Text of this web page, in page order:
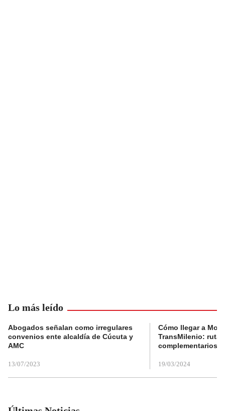
Lo más leído
Abogados señalan como irregulares
convenios ente alcaldía de Cúcuta y
AMC
13/07/2023
Cómo llegar a
TransMilenio:
complementarios
19/03/2024